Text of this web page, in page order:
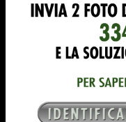
BOWL+ 50.55(1)
BOWL+ 55.38(2)